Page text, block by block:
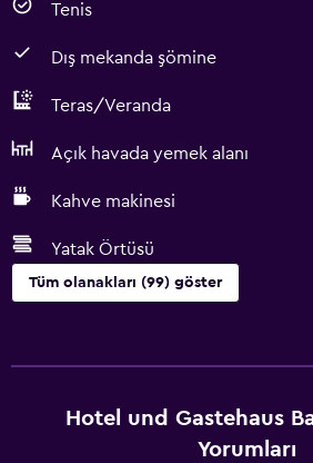
Tenis
Dış mekanda şömine
Teras/Veranda
Açık havada yemek alanı
Kahve makinesi
Yatak Örtüsü
Tüm olanakları (99) göster
Kayak okulu
Bisiklet kiralama
Hotel und Gastehaus
Yorumları